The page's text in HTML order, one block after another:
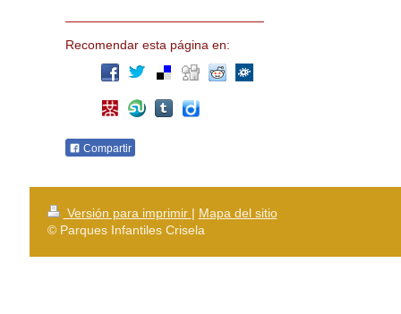
Recomendar esta página en:
Compartir
Versión para imprimir | Mapa del sitio
© Parques Infantiles Crisela